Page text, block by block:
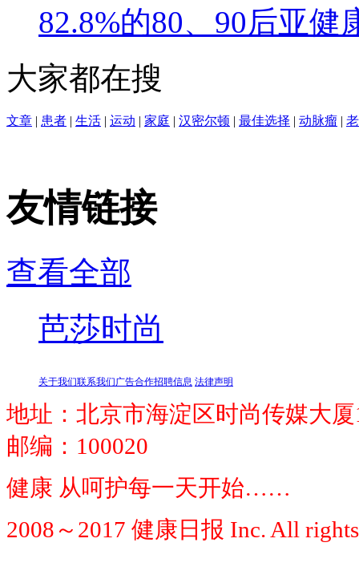
82.8%的80、90后亚
大家都在搜
文章 | 患者 | 生活 | 运动 | 家庭 | 汉密尔顿 | 最佳选择 | 动脉瘤 |
友情链接
查看全部
芭莎时尚
关于我们联系我们广告合作招聘信息 法律声明
地址：北京市海淀区时尚传媒大厦
邮编：100020
健康 从呵护每一天开始……
2008～2017 健康日报 Inc. All